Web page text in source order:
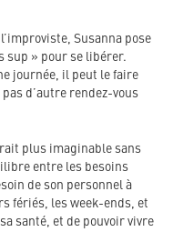
plus imaginable sans
entre les besoins
de son personnel à
fériés, les week-ends, et
santé, et de pouvoir vivre
Susanna pose
sup » pour se libérer.
journée, il peut le faire
d’autre rendez-vous